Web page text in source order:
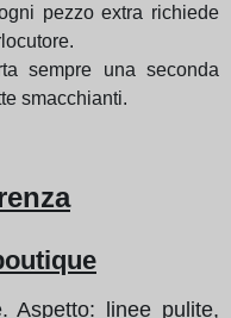
pezzo extra richiede
sempre una seconda
smacchianti.
Aspetto: linee pulite,